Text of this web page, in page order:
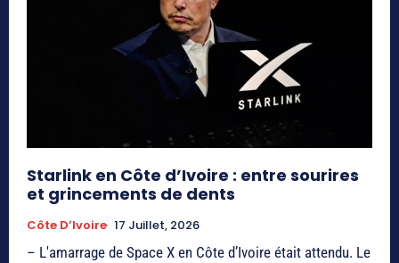
Starlink en Côte d’Ivoire : entre sourires
et grincements de dents
Côte D’Ivoire 17 Juillet, 2026
– L'amarrage de Space X en Côte d’Ivoire était attendu. Le